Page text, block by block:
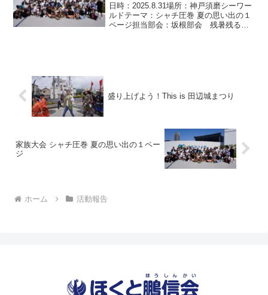
日時：2025.8.31場所：神戸須磨シーワー
ルドテーマ：シャチ圧巻 夏の思い出の１
ページ担当部会：坂根部会 残暑残る、
盛り上げよう！This is 田辺城まつり
家族大会 シャチ圧巻 夏の思い出の１ペー
ジ
ホーム 活動報告